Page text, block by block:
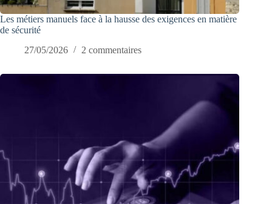
Les métiers manuels face à la hausse des exigences en matière
de sécurité
27/05/2026
2 commentaires